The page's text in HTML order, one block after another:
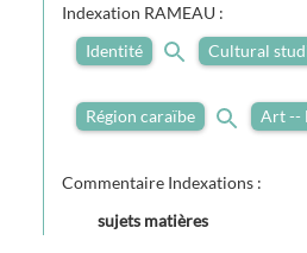
Indexation RAMEAU :
Identité
Cultural
Région caraïbe Art --
Commentaire Indexations :
sujets matières